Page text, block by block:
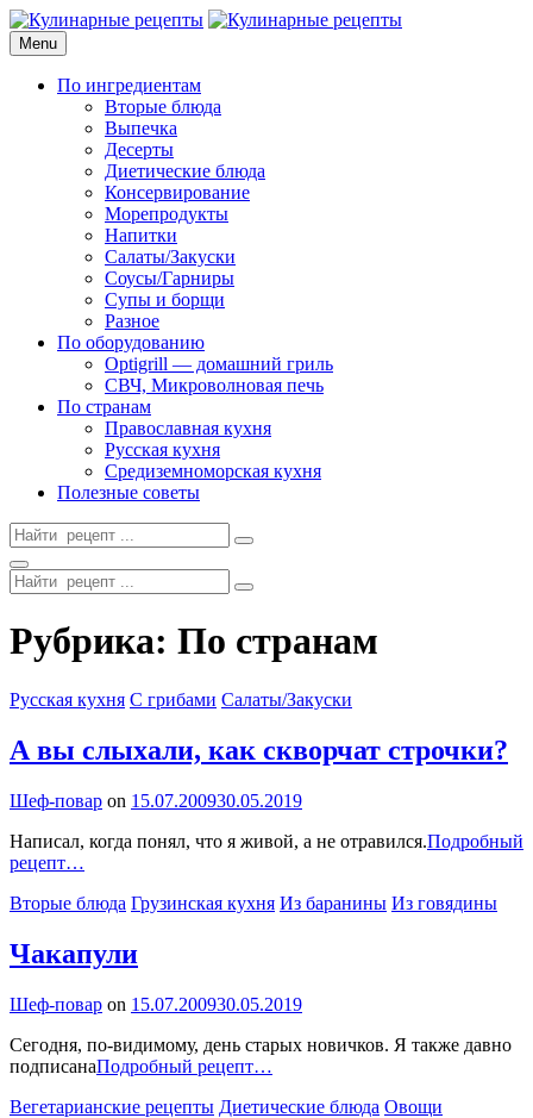
Skip
to
content
Кулинарные рецепты
для домашнего приготовления
Menu
По ингредиентам
Вторые блюда
Выпечка
Десерты
Диетические блюда
Консервирование
Морепродукты
Напитки
Салаты/Закуски
Соусы/Гарниры
Супы и борщи
Разное
По оборудованию
Optigrill — домашний гриль
СВЧ, Микроволновая печь
По странам
Православная кухня
Русская кухня
Средиземноморская кухня
Полезные советы
Search
for:
Search
Search
for:
Site
Overlay
Рубрика: По странам
Categories
Русская кухня С грибами Салаты/Закуски
А вы слыхали, как скворчат строчки?
By
Шеф-повар on 15.07.200930.05.2019
Написал, когда понял, что я живой, а не отравился.Подробный
рецепт…
слыхали,
скворчат
строчки?
Categories
Вторые блюда Грузинская кухня Из баранины Из говядины
Чакапули
By
Шеф-повар on 15.07.200930.05.2019
Сегодня, по-видимому, день старых новичков. Я также давно
подписанаПодробный рецепт…
Categories
Вегетарианские рецепты Диетические блюда Овощи